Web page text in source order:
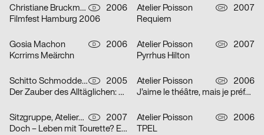
Christiane Bruckmann, Ute Necker D
2006
Filmfest Hamburg 2006
Atelier Poisson CH
2007
Requiem
Gosia Machon D
2006
Kcrrims Meärchn
Atelier Poisson CH
2007
Pyrrhus Hilton
Schitto Schmodde Waack Werbeagentur GmbH D
2005
Der Zauber des Alltäglichen: Punk / Unplugged / E-Mail / Tattoo
Atelier Poisson CH
2006
J’aime le théâtre, mais je préfère la télévision
Sitzgruppe, Ateliergemeinschaft selbständiger Grafik-Designerinnen D
2007
Doch – Leben mit Tourette? Erst recht!
Atelier Poisson CH
2006
TPEL